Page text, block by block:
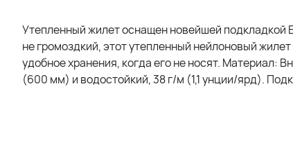
Утепленный жилет оснащен новейшей подкладкой
не громоздкий, этот утепленный нейлоновый
удобное хранения, когда его не носят. Материал:
(600 мм) и водостойкий, 38 г/м (1,1 унции/ярд).